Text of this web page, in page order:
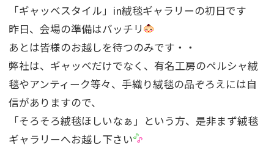
「ギャッベスタイル」in絨毯ギャラリーの初日です
昨日、会場の準備はバッチリ
あとは皆様のお越しを待つのみです・・
弊社は、ギャッベだけでなく、有名工房のペルシャ絨
毯やアンティーク等々、手織り絨毯の品ぞろえには自
信がありますので、
「そろそろ絨毯ほしいなぁ」という方、是非まず絨毯
ギャラリーへお越し下さい